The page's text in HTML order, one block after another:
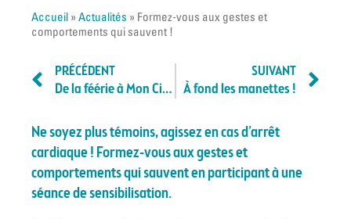
Accueil » Actualités » Formez-vous aux gestes et
comportements qui sauvent !
PRÉCÉDENT
De la féérie à Mon Ciné !
SUIVANT
À fond les manettes !
Ne soyez plus témoins, agissez en cas d’arrêt
cardiaque ! Formez-vous aux gestes et
comportements qui sauvent en participant à une
séance de sensibilisation.